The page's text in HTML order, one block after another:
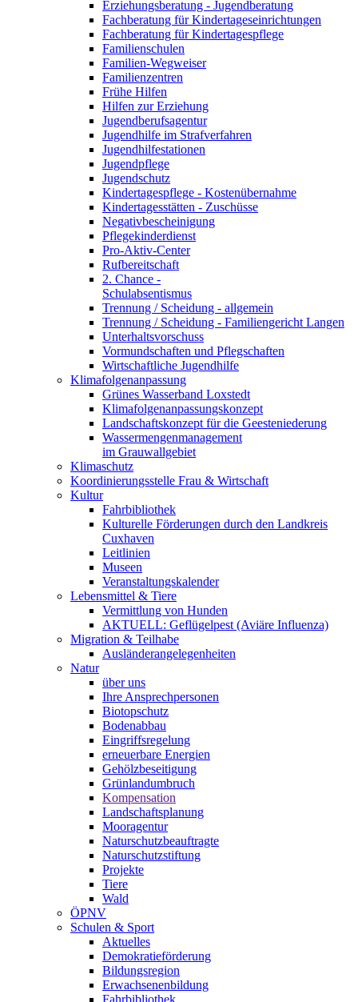
Erziehungsberatung - Jugendberatung
Fachberatung für Kindertageseinrichtungen
Fachberatung für Kindertagespflege
Familienschulen
Familien-Wegweiser
Familienzentren
Frühe Hilfen
Hilfen zur Erziehung
Jugendberufsagentur
Jugendhilfe im Strafverfahren
Jugendhilfestationen
Jugendpflege
Jugendschutz
Kindertagespflege - Kostenübernahme
Kindertagesstätten - Zuschüsse
Negativbescheinigung
Pflegekinderdienst
Pro-Aktiv-Center
Rufbereitschaft
2. Chance -
Schulabsentismus
Trennung / Scheidung - allgemein
Trennung / Scheidung - Familiengericht Langen
Unterhaltsvorschuss
Vormundschaften und Pflegschaften
Wirtschaftliche Jugendhilfe
Klimafolgenanpassung
Grünes Wasserband Loxstedt
Klimafolgenanpassungskonzept
Landschaftskonzept für die Geesteniederung
Wassermengenmanagement
im Grauwallgebiet
Klimaschutz
Koordinierungsstelle Frau & Wirtschaft
Kultur
Fahrbibliothek
Kulturelle Förderungen durch den Landkreis
Cuxhaven
Leitlinien
Museen
Veranstaltungskalender
Lebensmittel & Tiere
Vermittlung von Hunden
AKTUELL: Geflügelpest (Aviäre Influenza)
Migration & Teilhabe
Ausländerangelegenheiten
Natur
über uns
Ihre Ansprechpersonen
Biotopschutz
Bodenabbau
Eingriffsregelung
erneuerbare Energien
Gehölzbeseitigung
Grünlandumbruch
Kompensation
Landschaftsplanung
Mooragentur
Naturschutzbeauftragte
Naturschutzstiftung
Projekte
Tiere
Wald
ÖPNV
Schulen & Sport
Aktuelles
Demokratieförderung
Bildungsregion
Erwachsenenbildung
Fahrbibliothek